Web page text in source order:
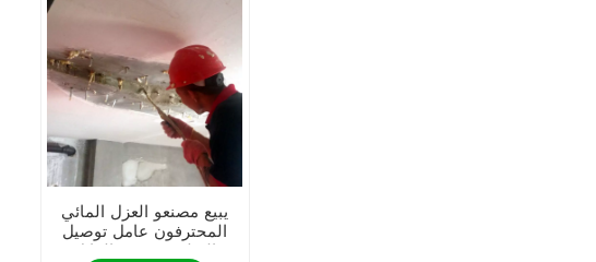
يبيع مصنعو العزل المائي
المحترفون عامل توصيل